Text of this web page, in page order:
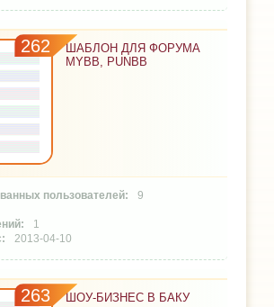
262
ШАБЛОН ДЛЯ ФОРУМА
MYBB, PUNBB
9
1
2013-04-10
263 ШОУ-БИЗНЕС В БАКУ